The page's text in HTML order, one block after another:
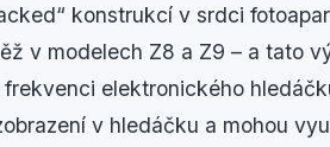
konstrukcí v srdci
v modelech Z8 a Z9 – a tato
elektronického
v hledáčku a mohou